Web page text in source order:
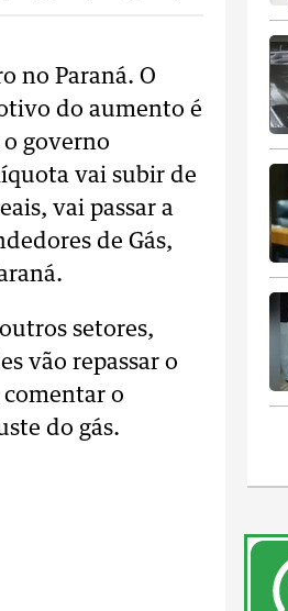
no Paraná. O
do aumento é
governo
vai subir de
vai passar a
de Gás,
setores,
vão repassar o
comentar o
do gás.